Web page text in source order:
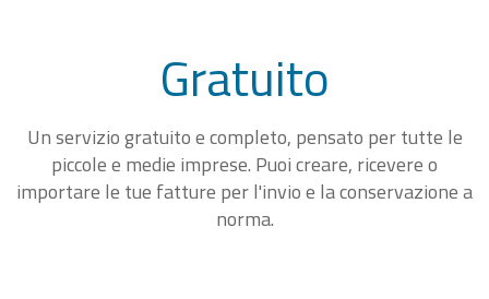
Gratuito
Un servizio gratuito e completo, pensato per tutte le
piccole e medie imprese. Puoi creare, ricevere o
importare le tue fatture per l'invio e la conservazione a
norma.